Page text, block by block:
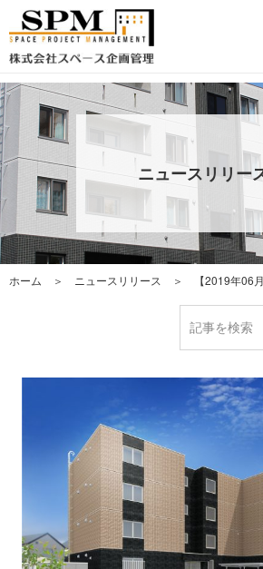
ニュースリリー
ホーム ＞ ニュースリリース ＞ 【2019年06